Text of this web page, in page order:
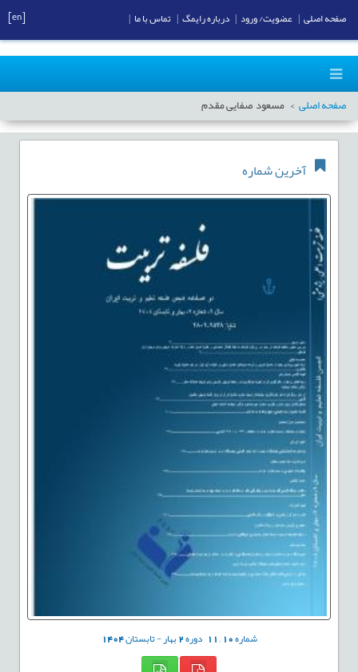
صفحه اصلی مسعود صفایی مقدم
آخرین شماره
شماره10
,
11 دوره2بهار - تابستان1404
صفحه اصلی عضویت/ ورود درباره رایمگ تماس با ما